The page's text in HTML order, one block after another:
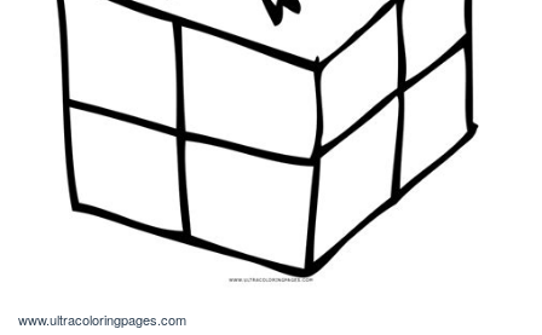
www.ultracoloringpages.com